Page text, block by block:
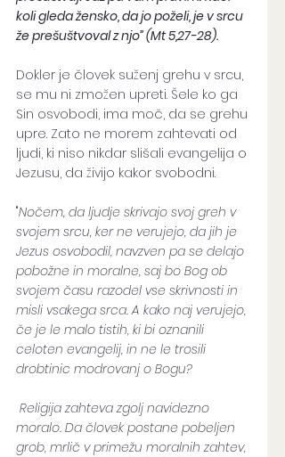
koli gleda žensko, da jo poželi, je v srcu
že prešuštvoval z njo” (Mt 5,27-28).
Dokler je človek suženj grehu v srcu,
se mu ni zmožen upreti. Šele ko ga
Sin osvobodi, ima moč, da se grehu
upre. Zato ne morem zahtevati od
ljudi, ki niso nikdar slišali evangelija o
Jezusu, da živijo kakor svobodni.
"Nočem, da ljudje skrivajo svoj greh v
svojem srcu, ker ne verujejo, da jih je
Jezus osvobodil, navzven pa se delajo
pobožne in moralne, saj bo Bog ob
svojem času razodel vse skrivnosti in
misli vsakega srca. A kako naj verujejo,
če je le malo tistih, ki bi oznanili
celoten evangelij, in ne le trosili
drobtinic modrovanj o Bogu?
moralo. Da človek postane pobeljen
grob, mrlič v primežu moralnih zahtev,